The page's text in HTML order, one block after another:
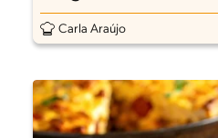
Carla Araújo